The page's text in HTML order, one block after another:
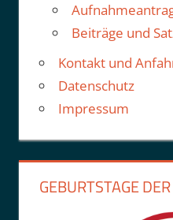
Beiträge und
Kontakt und
Datenschutz
Impressum
GEBURTSTAGE